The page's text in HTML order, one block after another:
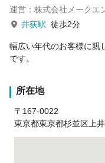
運営：株式会社メークエ
井荻駅 徒歩2分
幅広い年代のお客様に親
です。
所在地
〒167-0022
東京都東京都杉並区上